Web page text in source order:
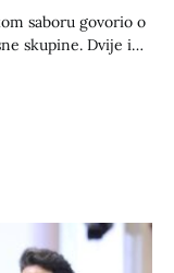
saboru govorio o
skupine. Dvije i…